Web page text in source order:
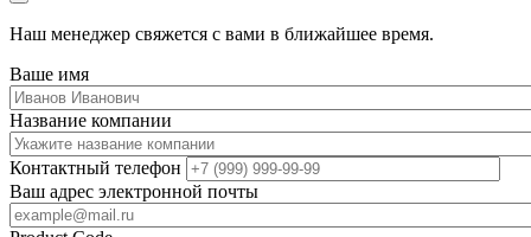
Наш менеджер свяжется с вами в ближайшее время.
Ваше имя
Название компании
Контактный телефон
Ваш адрес электронной почты